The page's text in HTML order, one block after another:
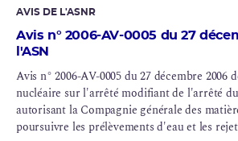
AVIS DE L'ASNR
Avis n° 2006-AV-0005 du 27
l'ASN
Avis n° 2006-AV-0005 du 27 décembre
nucléaire sur l'arrêté modifiant de l'arrêté
autorisant la Compagnie générale des
poursuivre les prélèvements d'eau et les